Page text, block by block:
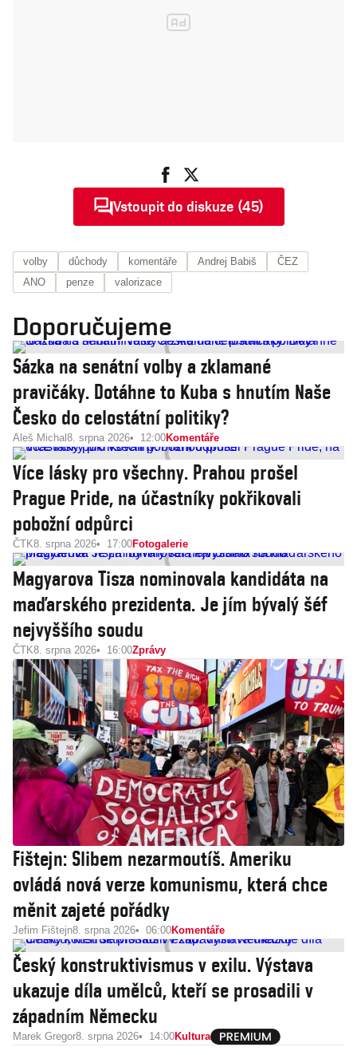
Vstoupit do diskuze (45)
volby důchody komentáře Andrej Babiš
ČEZ
ANO
penze valorizace
Doporučujeme
Sázka na senátní volby a zklamané
pravičáky. Dotáhne to Kuba s hnutím Naše
Česko do celostátní politiky?
Aleš Michal 8. srpna 2026 12:00Komentáře
Více lásky pro všechny. Prahou prošel
Prague Pride, na účastníky pokřikovali
pobožní odpůrci
ČTK8. srpna 2026 17:00Fotogalerie
Magyarova Tisza nominovala kandidáta na
maďarského prezidenta. Je jím bývalý šéf
nejvyššího soudu
ČTK8. srpna 2026 16:00Zprávy
Fištejn: Slibem nezarmoutíš. Ameriku
ovládá nová verze komunismu, která chce
měnit zajeté pořádky
Jefim Fištejn8. srpna 2026 06:00Komentáře
Český konstruktivismus v exilu. Výstava
ukazuje díla umělců, kteří se prosadili v
západním Německu
Marek Gregor8. srpna 2026 14:00Kultura